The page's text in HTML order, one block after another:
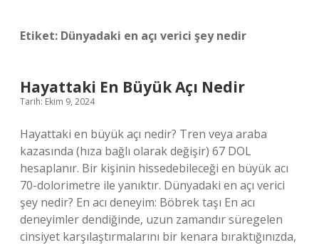
Etiket: Dünyadaki en açı verici şey nedir
Hayattaki En Büyük Açı Nedir
Tarih: Ekim 9, 2024
Hayattaki en büyük açı nedir? Tren veya araba
kazasında (hıza bağlı olarak değişir) 67 DOL
hesaplanır. Bir kişinin hissedebileceği en büyük acı
70-dolorimetre ile yanıktır. Dünyadaki en açı verici
şey nedir? En acı deneyim: Böbrek taşı En acı
deneyimler dendiğinde, uzun zamandır süregelen
cinsiyet karşılaştırmalarını bir kenara bıraktığınızda,